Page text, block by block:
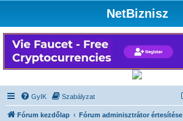
NetBiznisz
GyIK Szabályzat
Fórum kezdőlap Fórum adminisztrátor értesítése